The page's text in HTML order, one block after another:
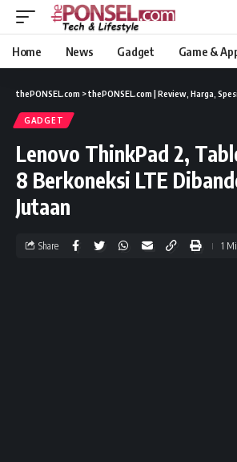
Home News Gadget Game &
thePONSEL.com >thePONSEL.com | Review, Harga,
GADGET
Lenovo ThinkPad 2,
8 Berkoneksi LTE
Jutaan
Share 1